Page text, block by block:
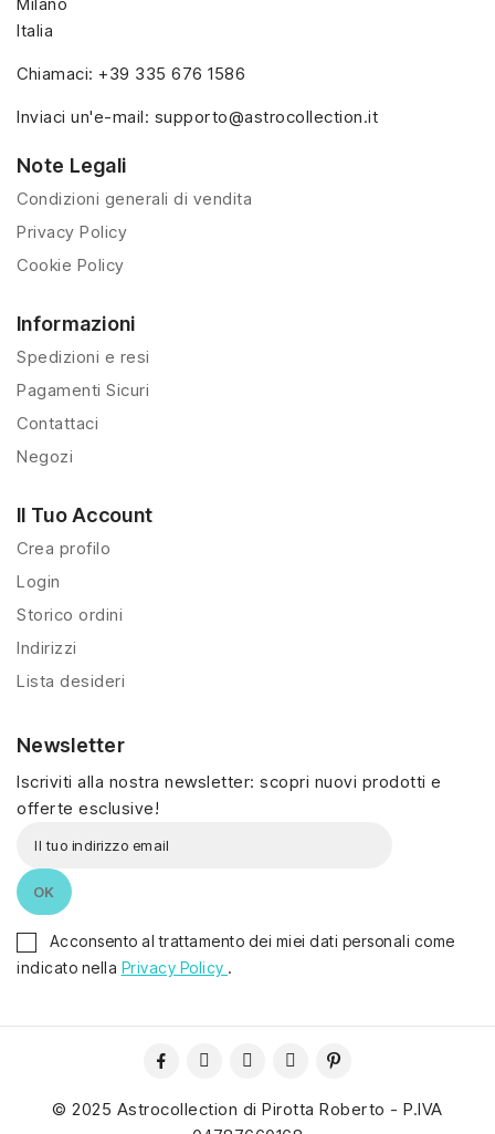
Italia
Chiamaci: +39 335 676 1586
Inviaci un'e-mail: supporto@astrocollection.it
Note Legali
Condizioni generali di vendita
Privacy Policy
Cookie Policy
Informazioni
Spedizioni e resi
Pagamenti Sicuri
Contattaci
Negozi
Il Tuo Account
Crea profilo
Login
Storico ordini
Indirizzi
Lista desideri
Newsletter
Iscriviti alla nostra newsletter: scopri nuovi prodotti e
offerte esclusive!
Acconsento al trattamento dei miei dati personali come
indicato nella Privacy Policy .
© 2025 Astrocollection di Pirotta Roberto - P.IVA